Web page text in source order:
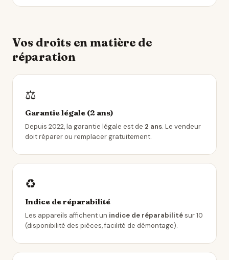
Vos droits en matière de
réparation
⚖️
Garantie légale (2 ans)
Depuis 2022, la garantie légale est de 2 ans. Le vendeur
doit réparer ou remplacer gratuitement.
♻️
Indice de réparabilité
Les appareils affichent un indice de réparabilitésur 10
(disponibilité des pièces, facilité de démontage).